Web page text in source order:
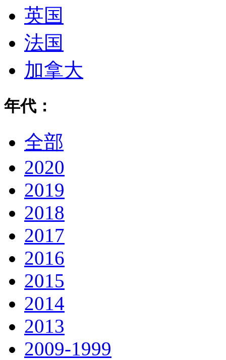
英国
法国
加拿大
年代：
全部
2020
2019
2018
2017
2016
2015
2014
2013
2009-1999